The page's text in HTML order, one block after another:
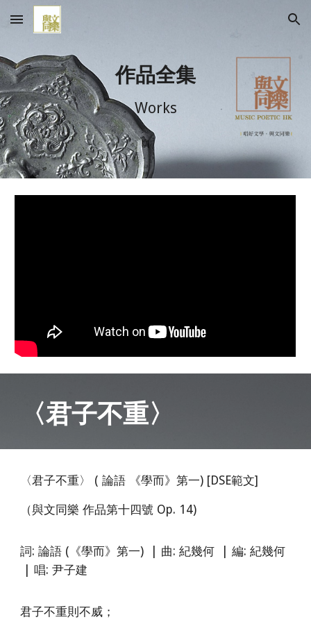
Skip to main content Skip to navigation
作品全集
Works
〈君子不重〉
〈君子不重〉 ( 論語 《學而》第一) [DSE範文]
（與文同樂 作品第十四號 Op. 14)
詞: 論語 (《學而》第一) 曲: 紀幾何 |編: 紀幾何
|唱: 尹子建
君子不重則不威；